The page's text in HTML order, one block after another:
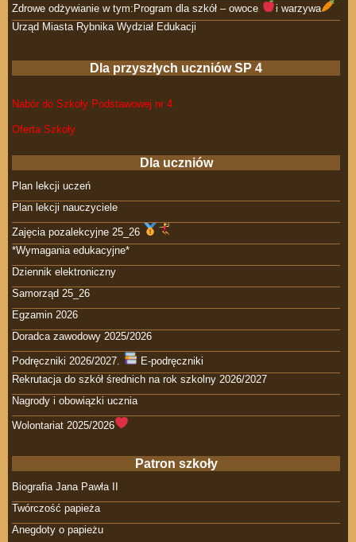
Zdrowe odżywianie w tym:Program dla szkół – owoce
i warzywa
Urząd Miasta Rybnika Wydział Edukacji
Dla przyszłych uczniów SP 4
Nabór do Szkoły Podstawowej nr 4
Oferta Szkoły
Dla uczniów
Plan lekcji uczeń
Plan lekcji nauczyciele
Zajęcia pozalekcyjne 25_26
*Wymagania edukacyjne*
Dziennik elektroniczny
Samorząd 25_26
Egzamin 2026
Doradca zawodowy 2025/2026
Podręczniki 2026/2027.
E-podręczniki
Rekrutacja do szkół średnich na rok szkolny 2026/2027
Nagrody i obowiązki ucznia
Wolontariat 2025/2026
Patron szkoły
Biografia Jana Pawła II
Twórczość papieża
Anegdoty o papieżu